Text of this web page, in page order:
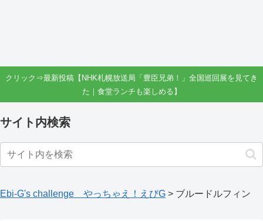
クリック⇒最新投稿【NHK札幌放送局「豊臣兄弟！」全国巡回展を見てき
た｜食堂ランチも楽しめる】
サイト内検索
Ebi-G's challenge やっちゃえ！えびG > ブルードルフィン